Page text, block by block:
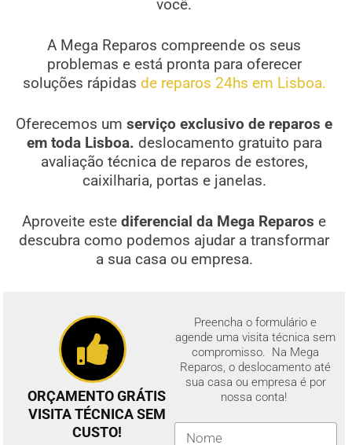
você.
A Mega Reparos compreende os seus
problemas e está pronta para oferecer
soluções rápidas de reparos 24hs em Lisboa.
Oferecemos um serviço exclusivo de reparos e
em toda Lisboa. deslocamento gratuito para
avaliação técnica de reparos de estores,
caixilharia, portas e janelas.
Aproveite estediferencial da Mega Reparos e
descubra como podemos ajudar a transformar
a sua casa ou empresa.
ORÇAMENTO GRÁTIS
VISITA TÉCNICA SEM
CUSTO!
Preencha o formulário e
agende uma visita técnica sem
compromisso. Na Mega
Reparos, o deslocamento até
sua casa ou empresa é por
nossa conta!